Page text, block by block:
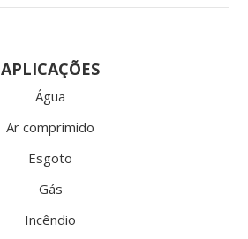
APLICAÇÕES
Água
Ar comprimido
Esgoto
Gás
Incêndio